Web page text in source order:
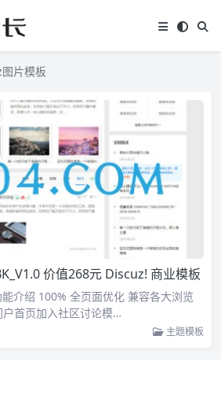
片模板
价值268元 Discuz! 商业模板
介绍 100% 全页面优化 兼容各大浏览
首页加入社区讨论模…
主题模板